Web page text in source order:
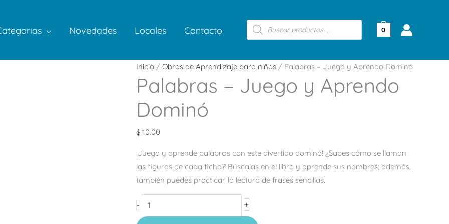
Novedades Locales Contacto
Búsqueda
de
productos
0
Inicio / Obras de Aprendizaje para niños / Palabras – Juego y Aprendo Dominó
Palabras – Juego y Aprendo
Dominó
$ 10.00
¡Juega y aprende palabras con este divertido dominó! ¿Sabes cómo se llaman
las figuras de cada ficha? Búscalas en el libro y aprende sus nombres; además,
también puedes practicar la lectura de frases sencillas.
-
Palabras
–
Juego
y
Aprendo
Dominó
+